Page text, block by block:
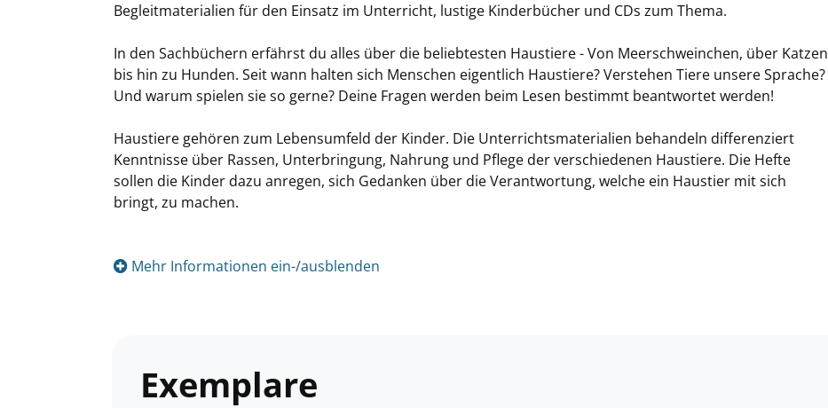
Begleitmaterialien für den Einsatz im Unterricht, lustige Kinderbücher und CDs zum Thema.
In den Sachbüchern erfährst du alles über die beliebtesten Haustiere - Von Meerschweinchen, über Katzen
bis hin zu Hunden. Seit wann halten sich Menschen eigentlich Haustiere? Verstehen Tiere unsere Sprache?
Und warum spielen sie so gerne? Deine Fragen werden beim Lesen bestimmt beantwortet werden!
Haustiere gehören zum Lebensumfeld der Kinder. Die Unterrichtsmaterialien behandeln differenziert
Kenntnisse über Rassen, Unterbringung, Nahrung und Pflege der verschiedenen Haustiere. Die Hefte
sollen die Kinder dazu anregen, sich Gedanken über die Verantwortung, welche ein Haustier mit sich
bringt, zu machen.
Mehr Informationen ein-/ausblenden
Exemplare